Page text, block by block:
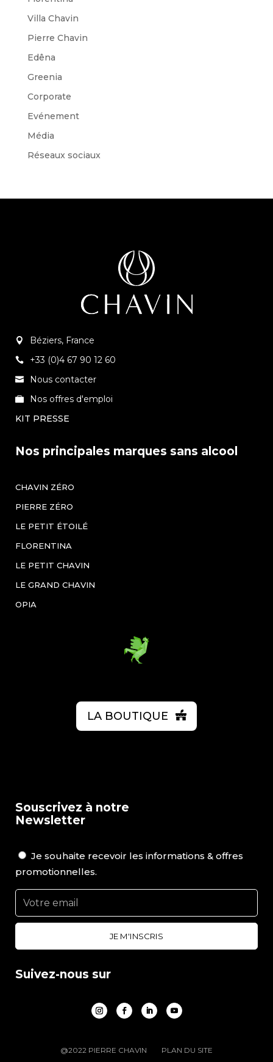
Villa Chavin
Pierre Chavin
Edêna
Greenia
Corporate
Evénement
Média
Réseaux sociaux
Béziers, France
+33 (0)4 67 90 12 60
Nous contacter
Nos offres d'emploi
KIT PRESSE
Nos principales marques sans alcool
CHAVIN ZÉRO
PIERRE ZÉRO
LE PETIT ÉTOILÉ
FLORENTINA
LE PETIT CHAVIN
LE GRAND CHAVIN
OPIA
LA BOUTIQUE
Souscrivez à notre
Newsletter
Je souhaite recevoir les informations & offres
promotionnelles.
Suivez-nous sur
@2022 PIERRE CHAVIN
PLAN DU SITE